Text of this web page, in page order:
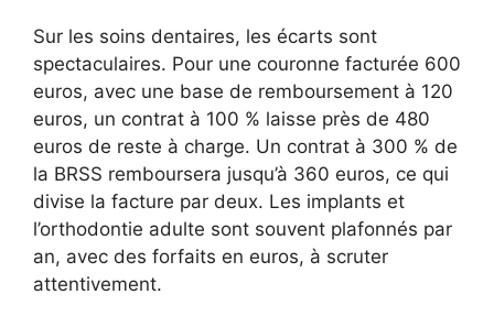
Sur les soins dentaires, les écarts sont
spectaculaires. Pour une couronne facturée 600
euros, avec une base de remboursement à 120
euros, un contrat à 100 % laisse près de 480
euros de reste à charge. Un contrat à 300 % de
la BRSS remboursera jusqu’à 360 euros, ce qui
divise la facture par deux. Les implants et
l’orthodontie adulte sont souvent plafonnés par
an, avec des forfaits en euros, à scruter
attentivement.